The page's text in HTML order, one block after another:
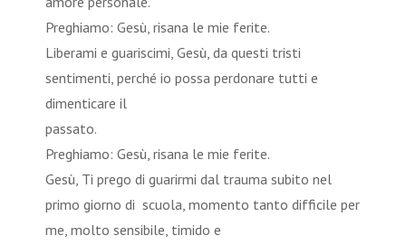
Preghiamo: Gesù, risana le mie ferite.
Liberami e guariscimi, Gesù, da questi tristi
sentimenti, perché io possa perdonare tutti e
dimenticare il
Preghiamo: Gesù, risana le mie ferite.
Gesù, Ti prego di guarirmi dal trauma subito nel
primo giorno di scuola, momento tanto difficile per
me, molto sensibile, timido e